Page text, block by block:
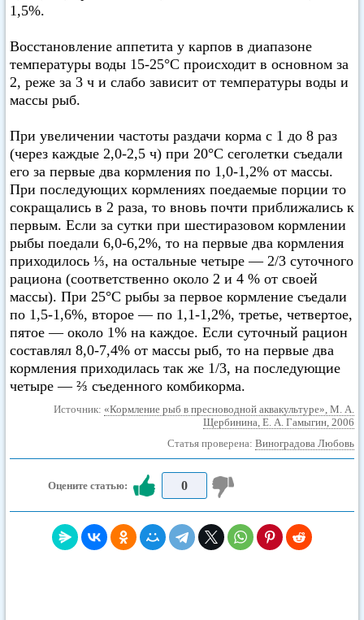
1,5%.
Восстановление аппетита у карпов в диапазоне
температуры воды 15-25°С происходит в основном за
2, реже за 3 ч и слабо зависит от температуры воды и
массы рыб.
При увеличении частоты раздачи корма с 1 до 8 раз
(через каждые 2,0-2,5 ч) при 20°С сеголетки съедали
его за первые два кормления по 1,0-1,2% от массы.
При последующих кормлениях поедаемые порции то
сокращались в 2 раза, то вновь почти приближались к
первым. Если за сутки при шестиразовом кормлении
рыбы поедали 6,0-6,2%, то на первые два кормления
приходилось ⅓, на остальные четыре — 2/3 суточного
рациона (соответственно около 2 и 4 % от своей
массы). При 25°С рыбы за первое кормление съедали
по 1,5-1,6%, второе — по 1,1-1,2%, третье, четвертое,
пятое — около 1% на каждое. Если суточный рацион
составлял 8,0-7,4% от массы рыб, то на первые два
кормления приходилась так же 1/3, на последующие
четыре — ⅔ съеденного комбикорма.
Источник: «Кормление рыб в пресноводной аквакультуре», М. А.
Щербинина, Е. А. Гамыгин, 2006
Статья проверена: Виноградова Любовь
Оцените статью: 0